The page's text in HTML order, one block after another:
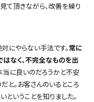
て頂きながら、改善を繰り
にやらない手法です。常に
なく、不完全なものを出
当に良いのだろうかと不安
と。お客さんのいるところ
ということを知りました。